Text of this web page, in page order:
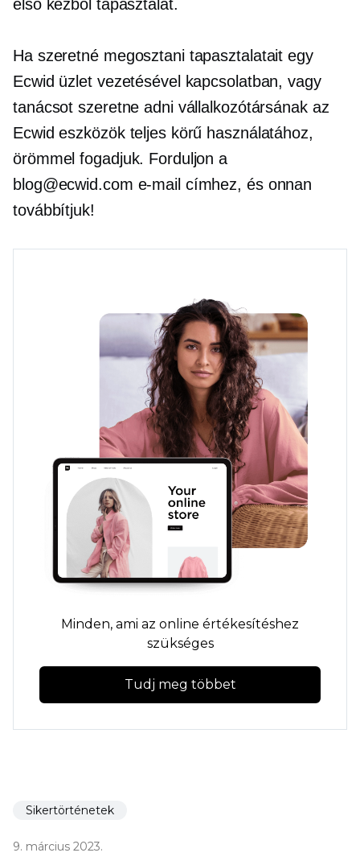
első kézből tapasztalat.
Ha szeretné megosztani tapasztalatait egy
Ecwid üzlet vezetésével kapcsolatban, vagy
tanácsot szeretne adni vállalkozótársának az
Ecwid eszközök teljes körű használatához,
örömmel fogadjuk. Forduljon a
blog@ecwid.com e-mail címhez, és onnan
továbbítjuk!
Minden, ami az online értékesítéshez
szükséges
Tudj meg többet
Sikertörténetek
9. március 2023.